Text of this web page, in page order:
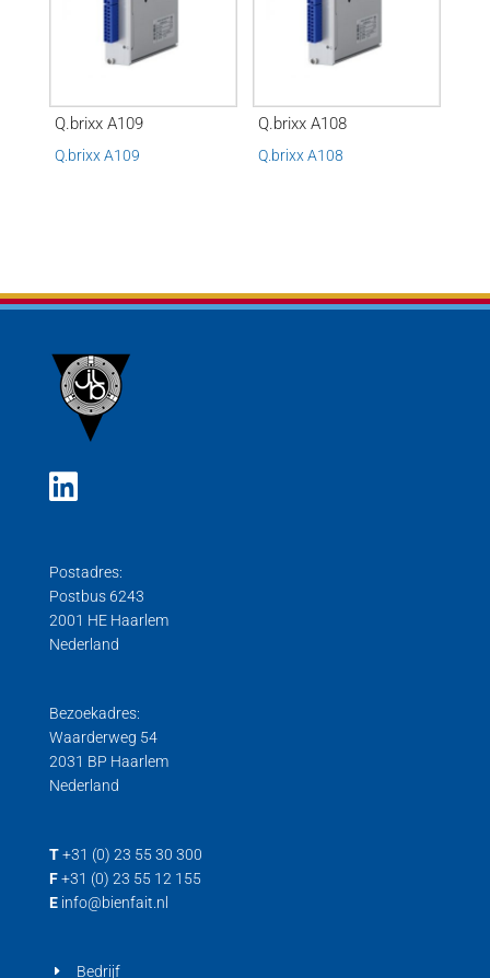
Q.brixx A109
Q.brixx A109
Q.brixx A108
Q.brixx A108
Postadres:
Postbus 6243
2001 HE Haarlem
Nederland
Bezoekadres:
Waarderweg 54
2031 BP Haarlem
Nederland
T +31 (0) 23 55 30 300
F +31 (0) 23 55 12 155
E info@bienfait.nl
Bedrijf